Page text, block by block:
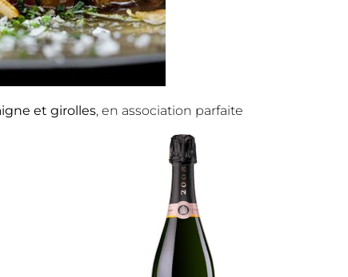
et girolles, en association parfaite